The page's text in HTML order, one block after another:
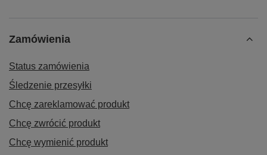
Zamówienia
Status zamówienia
Śledzenie przesyłki
Chcę zareklamować produkt
Chcę zwrócić produkt
Chcę wymienić produkt